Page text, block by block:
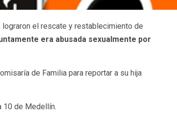
el rescate y restablecimiento de
era abusada sexualmente por
de Familia para reportar a su hija
10 de Medellín.